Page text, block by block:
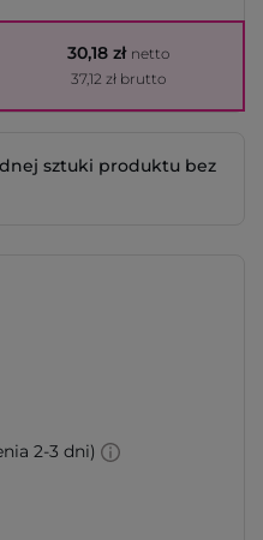
30,18 zł netto
37,12 zł brutto
sztuki produktu bez
2-3 dni)